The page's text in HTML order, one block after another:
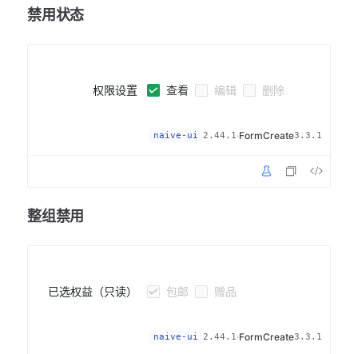
禁用状态
naive-ui 2.44.1·FormCreate3.3.1
权限设置 查看 编辑 删除
整组禁用
naive-ui 2.44.1·FormCreate3.3.1
已选权益（只读） 包邮 赠品